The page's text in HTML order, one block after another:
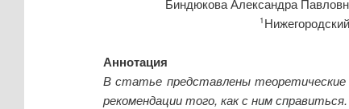
1
Аннотация
В статье представлены теоретические
рекомендации того, как с ним справиться.